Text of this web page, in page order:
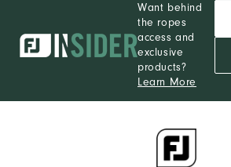
Want behind
the ropes
access and
exclusive
products?
Learn More